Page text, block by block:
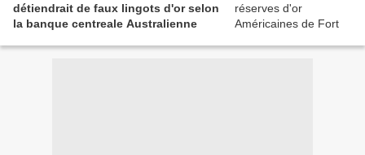
détiendrait de faux lingots d'or selon
la banque centreale Australienne